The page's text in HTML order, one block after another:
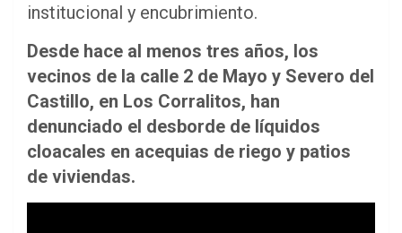
institucional y encubrimiento.
Desde hace al menos tres años, los
vecinos de la calle 2 de Mayo y Severo del
Castillo, en Los Corralitos, han
denunciado el desborde de líquidos
cloacales en acequias de riego y patios
de viviendas.